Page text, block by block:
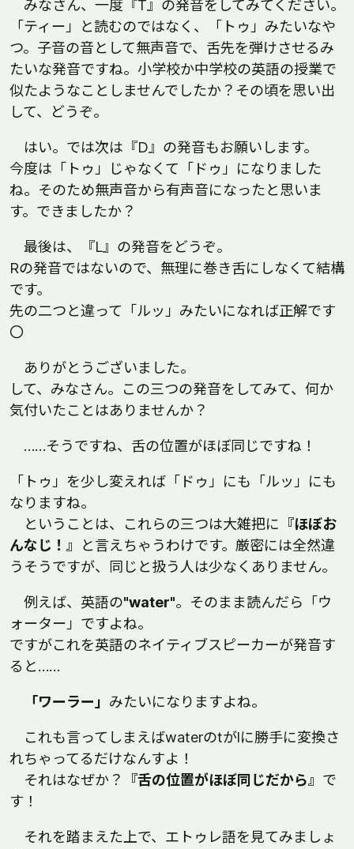
みなさん、一度『T』の発音をしてみてください。
「ティー」と読むのではなく、「トゥ」みたいなや
つ。子音の音として無声音で、舌先を弾けさせるみ
たいな発音ですね。小学校か中学校の英語の授業で
似たようなことしませんでしたか？その頃を思い出
して、どうぞ。
はい。では次は『D』の発音もお願いします。
今度は「トゥ」じゃなくて「ドゥ」になりました
ね。そのため無声音から有声音になったと思いま
す。できましたか？
最後は、『L』の発音をどうぞ。
Rの発音ではないので、無理に巻き舌にしなくて結構
です。
先の二つと違って「ルッ」みたいになれば正解です
〇
ありがとうございました。
して、みなさん。この三つの発音をしてみて、何か
気付いたことはありませんか？
……そうですね、舌の位置がほぼ同じですね！
「トゥ」を少し変えれば「ドゥ」にも「ルッ」にも
なりますね。
ということは、これらの三つは大雑把に 『ほぼお
んなじ！』
と言えちゃうわけです。厳密には全然違
うそうですが、同じと扱う人は少なくありません。
例えば、英語の"water"。そのまま読んだら「ウ
ォーター」ですよね。
ですがこれを英語のネイティブスピーカーが発音す
ると……
「ワーラー」 みたいになりますよね。
これも言ってしまえばwaterのtがlに勝手に変換さ
れちゃってるだけなんすよ！
それはなぜか？
『舌の位置がほぼ同じだから』 で
す！
それを踏まえた上で、エトゥレ語を見てみましょ